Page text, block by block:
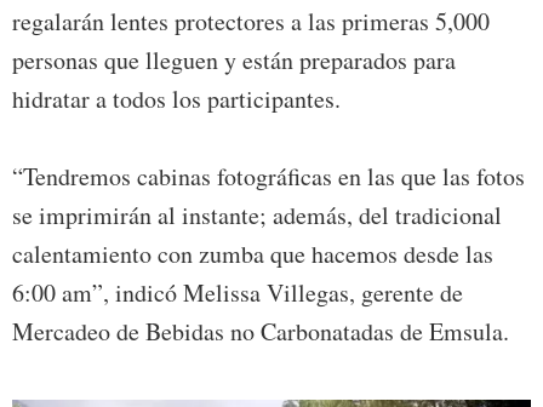
regalarán lentes protectores a las primeras 5,000
personas que lleguen y están preparados para
hidratar a todos los participantes.
“Tendremos cabinas fotográficas en las que las fotos
se imprimirán al instante; además, del tradicional
calentamiento con zumba que hacemos desde las
6:00 am”, indicó Melissa Villegas, gerente de
Mercadeo de Bebidas no Carbonatadas de Emsula.